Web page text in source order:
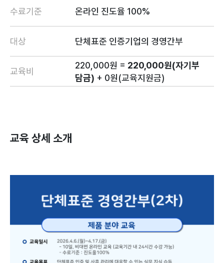
수료기준 온라인 진도율 100%
대상 단체표준 인증기업의 경영간부
교육비
220,000원 = 220,000원(자기부
담금) + 0원(교육지원금)
교육 상세 소개